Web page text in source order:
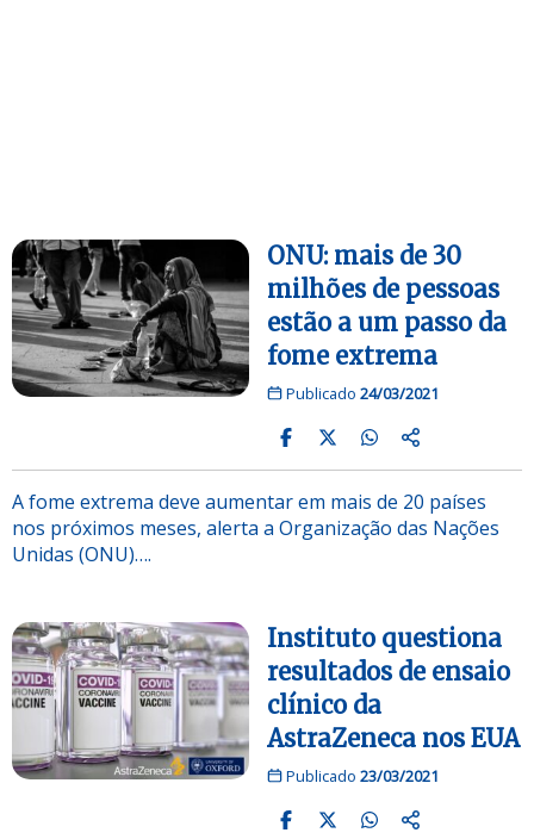
ONU: mais de 30
milhões de pessoas
estão a um passo da
fome extrema
Publicado 24/03/2021
A fome extrema deve aumentar em mais de 20 países
nos próximos meses, alerta a Organização das Nações
Unidas (ONU)….
Instituto questiona
resultados de ensaio
clínico da
AstraZeneca nos EUA
Publicado 23/03/2021